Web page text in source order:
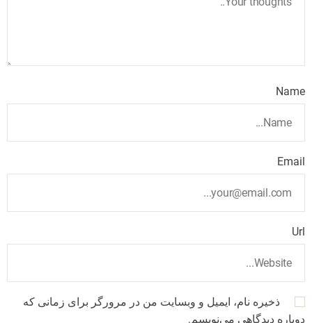
Name
Email
Url
ذخیره نام، ایمیل و وبسایت من در مرورگر برای زمانی که
دوباره دیدگاهی می‌نویسم.